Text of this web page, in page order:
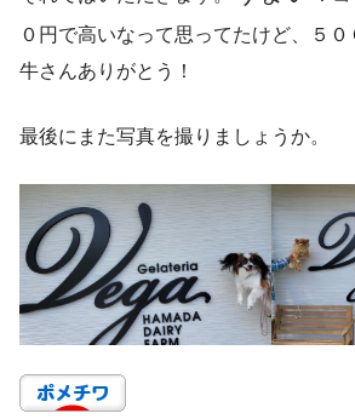
０円で高いなって思ってたけど、５０
牛さんありがとう！
最後にまた写真を撮りましょうか。